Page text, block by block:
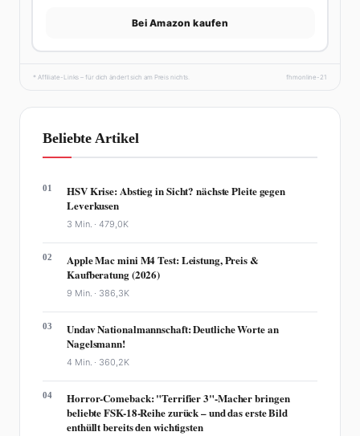
Bei Amazon kaufen
* Affiliate-Links – für dich ändert sich am Preis nichts. fhmonline-21
Beliebte Artikel
01
HSV Krise: Abstieg in Sicht? nächste Pleite gegen
Leverkusen
3 Min. ·479,0K
02
Apple Mac mini M4 Test: Leistung, Preis &
Kaufberatung (2026)
9 Min. · 386,3K
03
Undav Nationalmannschaft: Deutliche Worte an
Nagelsmann!
4 Min. · 360,2K
04
Horror-Comeback: "Terrifier 3"-Macher bringen
beliebte FSK-18-Reihe zurück – und das erste Bild
enthüllt bereits den wichtigsten